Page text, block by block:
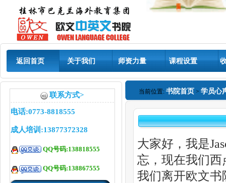
返回首页 关于我们 师资力量 课程设置
当前位置: 书院首页 > 学员心
大家好，我是
忘，现在我们
我们离开欧文
联系方式>
电话:0773-8818555
成人培训:13877372328
QQ号码:138818555
QQ号码:138867555